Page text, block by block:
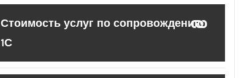
Стоимость услуг по сопровождению
1С